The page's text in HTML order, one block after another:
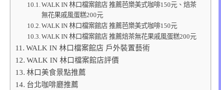
WALK IN 林口檔案館店 推薦芭樂美式咖啡150元、焙茶
無花果戚風蛋糕200元
WALK IN 林口檔案館店 推薦芭樂美式咖啡150元
WALK IN 林口檔案館店 推薦焙茶無花果戚風蛋糕200元
WALK IN 林口檔案館店 戶外裝置藝術
WALK IN 林口檔案館店評價
林口美食景點推薦
台北咖啡廳推薦